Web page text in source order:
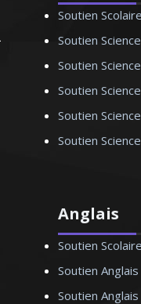
Soutien
Soutien
Soutien
Soutien
Soutien
Soutien
Anglais
Soutien
Soutien
Soutien Anglais